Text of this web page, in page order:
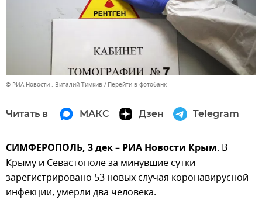
© РИА Новости . Виталий Тимкив Перейти в фотобанк
Читать в МАКС Дзен Telegram
СИМФЕРОПОЛЬ, 3 дек – РИА Новости Крым. В
Крыму и Севастополе за минувшие сутки
зарегистрировано 53 новых случая коронавирусной
инфекции, умерли два человека.